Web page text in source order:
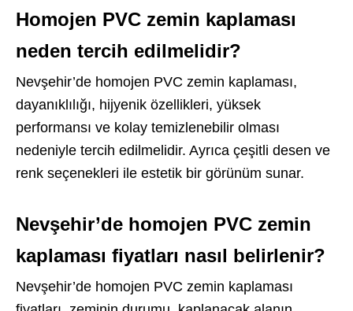
Homojen PVC zemin kaplaması
neden tercih edilmelidir?
Nevşehir’de homojen PVC zemin kaplaması,
dayanıklılığı, hijyenik özellikleri, yüksek
performansı ve kolay temizlenebilir olması
nedeniyle tercih edilmelidir. Ayrıca çeşitli desen ve
renk seçenekleri ile estetik bir görünüm sunar.
Nevşehir’de homojen PVC zemin
kaplaması fiyatları nasıl belirlenir?
Nevşehir’de homojen PVC zemin kaplaması